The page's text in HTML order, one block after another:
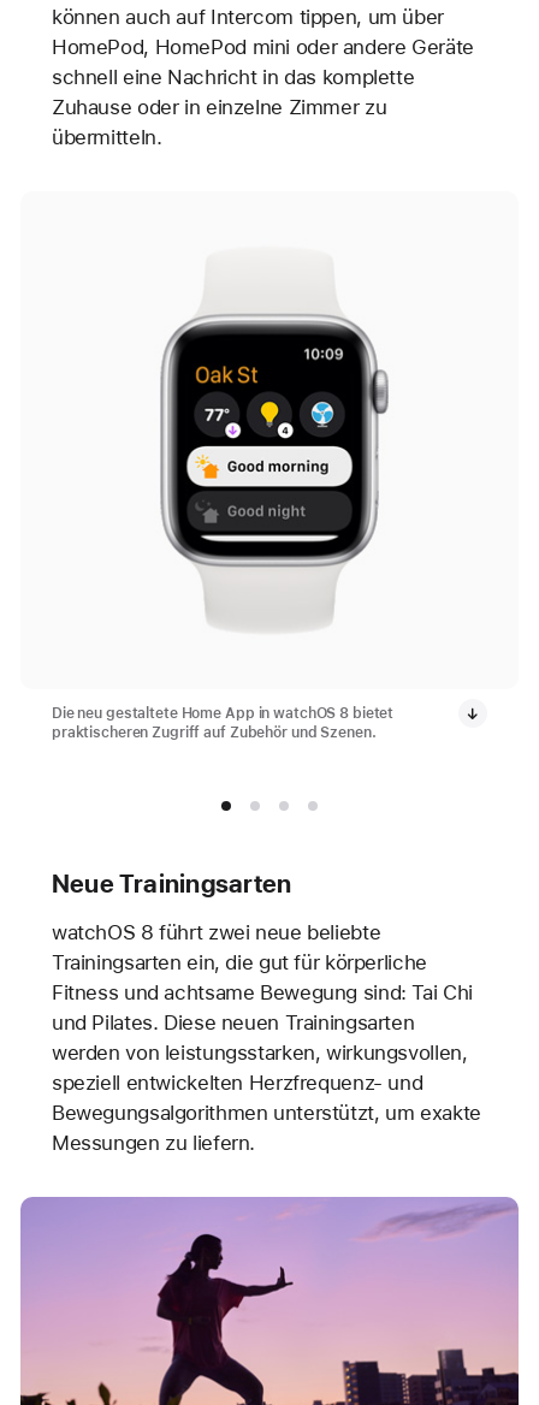
können auch auf Intercom tippen, um über
HomePod, HomePod mini oder andere Geräte
schnell eine Nachricht in das komplette
Zuhause oder in einzelne Zimmer zu
übermitteln.
Die neu gestaltete Home App in watchOS 8 bietet
praktischeren Zugriff auf Zubehör und Szenen.
Neue Trainingsarten
watchOS 8 führt zwei neue beliebte
Trainingsarten ein, die gut für körperliche
Fitness und achtsame Bewegung sind: Tai Chi
und Pilates. Diese neuen Trainingsarten
werden von leistungsstarken, wirkungsvollen,
speziell entwickelten Herzfrequenz- und
Bewegungsalgorithmen unterstützt, um exakte
Messungen zu liefern.